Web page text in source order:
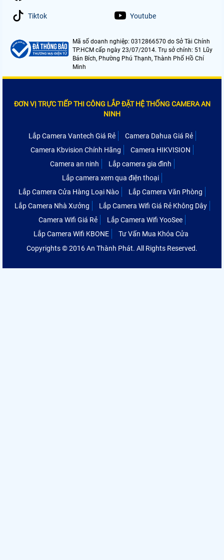
Tiktok Youtube
Mã số doanh nghiệp: 0312866570 do Sở Tài Chính
TP.HCM cấp ngày 23/07/2014. Trụ sở chính: 51 Lũy
Bán Bích, Phường Phú Thạnh, Thành Phố Hồ Chí
Minh
ĐƠN VỊ TRỰC TIẾP THI CÔNG LẮP ĐẶT HỆ THỐNG CAMERA AN
NINH
Lắp Camera Vantech Giá Rẻ
Camera Dahua Giá Rẻ
Camera Kbvision Chính Hãng
Camera HIKVISION
Camera an ninh
Lắp camera gia đình
Lắp camera xem qua điện thoại
Lắp Camera Cửa Hàng Loại Nào
Lắp Camera Văn Phòng
Lắp Camera Nhà Xưởng
Lắp Camera Wifi Giá Rẻ Không Dây
Camera Wifi Giá Rẻ
Lắp Camera Wifi YooSee
Lắp Camera Wifi KBONE
Tư Vấn Mua Khóa Cửa
Copyrights © 2016 An Thành Phát. All Rights Reserved.